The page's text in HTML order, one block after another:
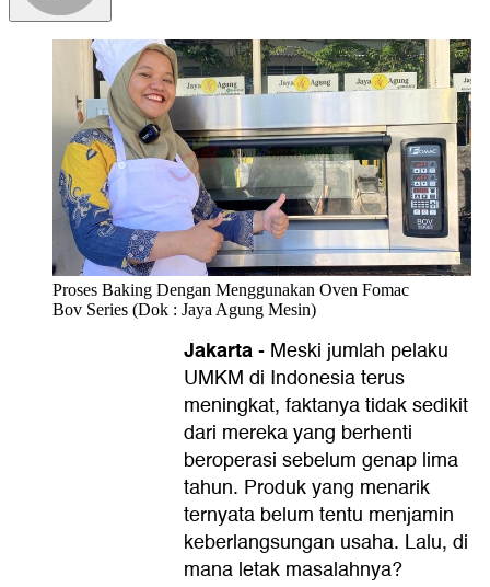
Proses Baking Dengan Menggunakan Oven Fomac
Bov Series (Dok : Jaya Agung Mesin)
Jakarta- Meski jumlah pelaku
UMKM di Indonesia terus
meningkat, faktanya tidak sedikit
dari mereka yang berhenti
beroperasi sebelum genap lima
tahun. Produk yang menarik
ternyata belum tentu menjamin
keberlangsungan usaha. Lalu, di
mana letak masalahnya?